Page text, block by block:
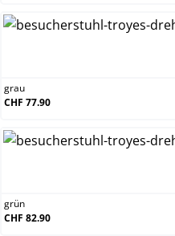
grau
CHF 77.90
grün
CHF 82.90